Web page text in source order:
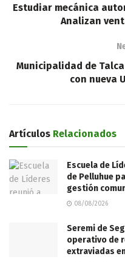
Estudiar mecánica
Analizan
Municipalidad de
con nueva
Artículos Relacionados
Escuela de
de Pelluhue
gestión
08/08/2026
Seremi de
operativo de
extraviadas